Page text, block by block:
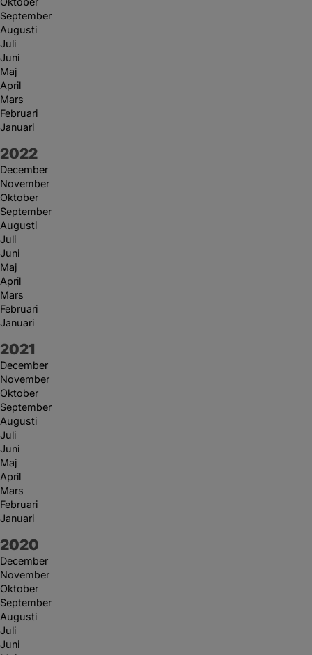
September
Augusti
Juli
Juni
Maj
April
Mars
Februari
Januari
År:
2022
December
November
Oktober
September
Augusti
Juli
Juni
Maj
April
Mars
Februari
Januari
År:
2021
December
November
Oktober
September
Augusti
Juli
Juni
Maj
April
Mars
Februari
Januari
År:
2020
December
November
Oktober
September
Augusti
Juli
Juni